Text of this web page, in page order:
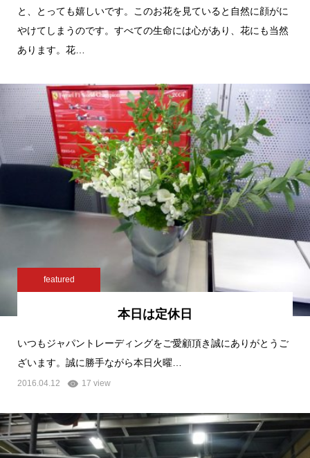
と、とっても嬉しいです。このお花を見ていると自然に顔がに
やけてしまうのです。すべての生命には心があり、花にも当然
あります。花…
featured
本日は定休日
いつもジャパントレーディングをご愛顧頂き誠にありがとうご
ざいます。誠に勝手ながら本日火曜…
2016.04.12 17 view